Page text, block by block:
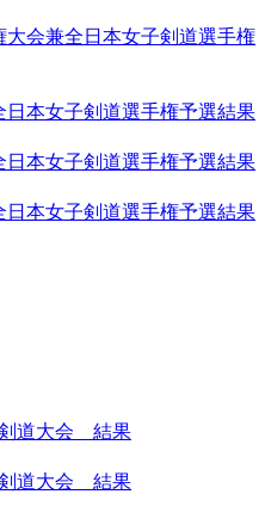
会兼全日本女子剣道選手権
本女子剣道選手権予選結果
本女子剣道選手権予選結果
本女子剣道選手権予選結果
剣道大会 結果
剣道大会 結果